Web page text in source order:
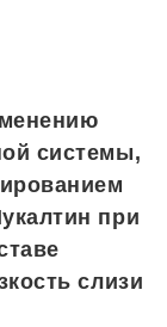
системы,
при
слизи